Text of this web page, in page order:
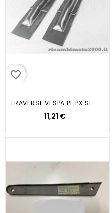
favorite_border
TRAVERSE VESPA PE PX SET 2 PZ
11,21 €